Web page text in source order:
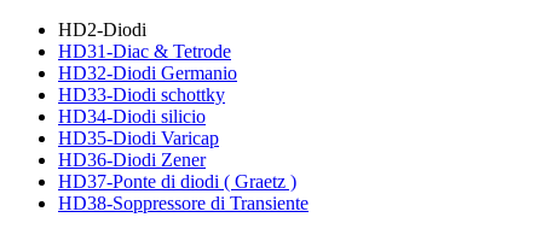
HD2-Diodi
HD31-Diac & Tetrode
HD32-Diodi Germanio
HD33-Diodi schottky
HD34-Diodi silicio
HD35-Diodi Varicap
HD36-Diodi Zener
HD37-Ponte di diodi ( Graetz )
HD38-Soppressore di Transiente